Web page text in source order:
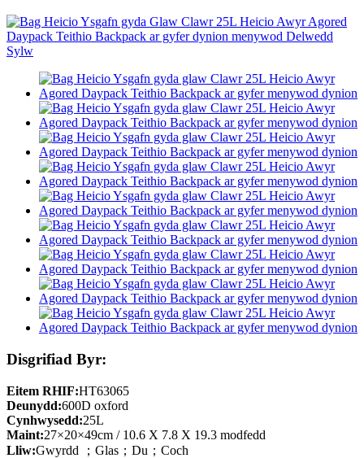
Disgrifiad Byr:
Eitem RHIF:HT63065
Deunydd:600D oxford
Cynhwysedd:25L
Maint:27×20×49cm / 10.6 X 7.8 X 19.3 modfedd
Lliw:Gwyrdd ；Glas；Du；Coch